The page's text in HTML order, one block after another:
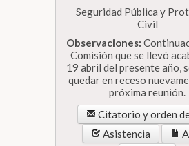
Seguridad Pública y
Civil
Observaciones:
Comisión que se llevó
19 abril del presente año,
quedar en receso
próxima reunión.
Citatorio y orden
Asistencia